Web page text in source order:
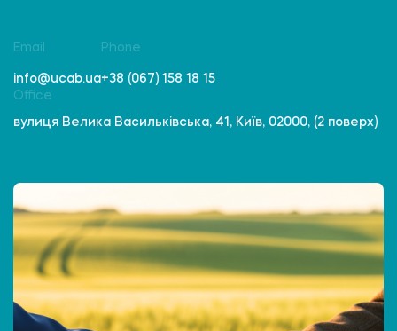
Email
info@ucab.ua
Phone
+38 (067) 158 18 15
Office
вулиця Велика Васильківська, 41, Київ, 02000, (2 поверх)